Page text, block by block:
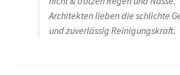
Architekten lieben die schlichte
und zuverlässig Reinigungskraft.